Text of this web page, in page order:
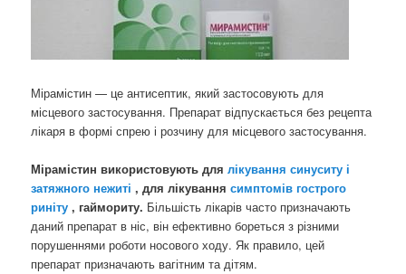
Мірамістин — це антисептик, який застосовують для
місцевого застосування. Препарат відпускається без рецепта
лікаря в формі спрею і розчину для місцевого застосування.
Мірамістин використовують длялікування синуситу і
затяжного нежиті, для лікуваннясимптомів гострого
риніту, гаймориту. Більшість лікарів часто призначають
даний препарат в ніс, він ефективно бореться з різними
порушеннями роботи носового ходу. Як правило, цей
препарат призначають вагітним та дітям.